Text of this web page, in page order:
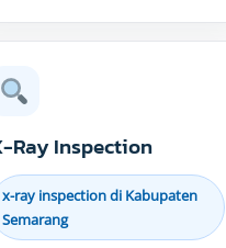
Ray Inspection
x-ray inspection di Kabupaten
Semarang